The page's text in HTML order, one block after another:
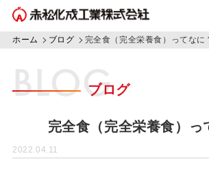
ホーム ブログ 完全食（完全栄養食）ってなに
BLOG
ブログ
完全食（完全栄養食）っ
2022.04.11